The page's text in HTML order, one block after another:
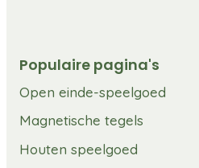
Populaire pagina's
Open einde-speelgoed
Magnetische tegels
Houten speelgoed